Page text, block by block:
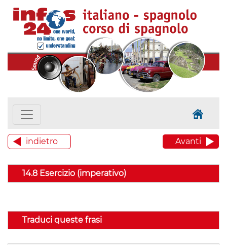
indietro Avanti
14.8 Esercizio (imperativo)
Traduci queste frasi